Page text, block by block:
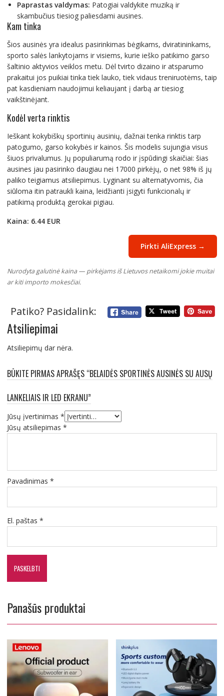
Paprastas valdymas: Patogiai valdykite muziką ir
skambučius tiesiog paliesdami ausines.
Kam tinka
Šios ausinės yra idealus pasirinkimas bėgikams, dviratininkams,
sporto salės lankytojams ir visiems, kurie ieško patikimo garso
šaltinio aktyvios veiklos metu. Dėl tvirto dizaino ir atsparumo
prakaitui jos puikiai tinka tiek lauko, tiek vidaus treniruotėms, taip
pat kasdieniam naudojimui keliaujant į darbą ar tiesiog
vaikštinėjant.
Kodėl verta rinktis
Ieškant kokybiškų sportinių ausinių, dažnai tenka rinktis tarp
patogumo, garso kokybės ir kainos. Šis modelis sujungia visus
šiuos privalumus. Jų populiarumą rodo ir įspūdingi skaičiai: šias
ausines jau pasirinko daugiau nei 17000 pirkėjų, o net 98% iš jų
paliko teigiamus atsiliepimus. Lyginant su alternatyvomis, čia
siūloma itin patraukli kaina, leidžianti įsigyti funkcionalų ir
patikimą produktą gerokai pigiau.
Kaina: 6.44 EUR
Pirkti AliExpress →
Nurodyta galutinė kaina — pirkėjams iš Lietuvos netaikomi jokie muitai
ar kiti importo mokesčiai.
Patiko? Pasidalink:
Atsiliepimai
Atsiliepimų dar nėra.
BŪKITE PIRMAS APRAŠĘS “BELAIDĖS SPORTINĖS AUSINĖS SU AUSŲ
LANKELIAIS IR LED EKRANU”
Jūsų įvertinimas *
Jūsų atsiliepimas *
Pavadinimas *
El. paštas *
Panašūs produktai